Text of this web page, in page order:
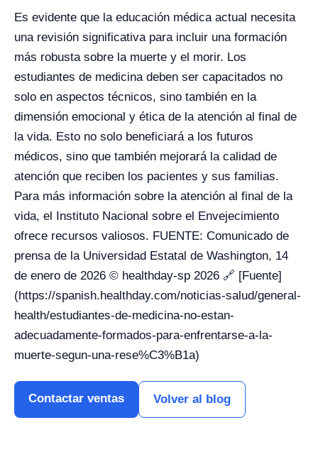
Es evidente que la educación médica actual necesita
una revisión significativa para incluir una formación
más robusta sobre la muerte y el morir. Los
estudiantes de medicina deben ser capacitados no
solo en aspectos técnicos, sino también en la
dimensión emocional y ética de la atención al final de
la vida. Esto no solo beneficiará a los futuros
médicos, sino que también mejorará la calidad de
atención que reciben los pacientes y sus familias.
Para más información sobre la atención al final de la
vida, el Instituto Nacional sobre el Envejecimiento
ofrece recursos valiosos. FUENTE: Comunicado de
prensa de la Universidad Estatal de Washington, 14
de enero de 2026 © healthday-sp 2026 🔗 [Fuente]
(https://spanish.healthday.com/noticias-salud/general-
health/estudiantes-de-medicina-no-estan-
adecuadamente-formados-para-enfrentarse-a-la-
muerte-segun-una-rese%C3%B1a)
Contactar ventas Volver al blog